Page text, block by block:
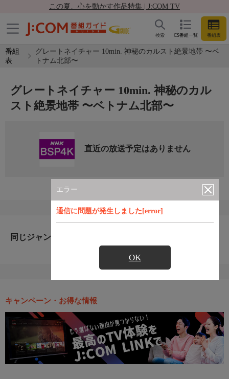
この夏、心を動かす作品特集 | J:COM TV
CS番組一覧 番組表
検索
番組
表
グレートネイチャー 10min. 神秘のカルスト絶景地帯 〜ベ
トナム北部〜
エラー
通信に問題が発生しました[error]
OK
グレートネイチャー 10min. 神秘のカル
スト絶景地帯 〜ベトナム北部〜
直近の放送予定はありません
同じジャンルのおすすめ番組
キャンペーン・お得な情報